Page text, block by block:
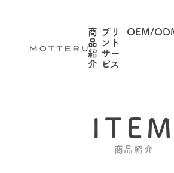
商
品
紹
介
プリ
ント
サー
ビス
OEM/
ITEM
商品紹介